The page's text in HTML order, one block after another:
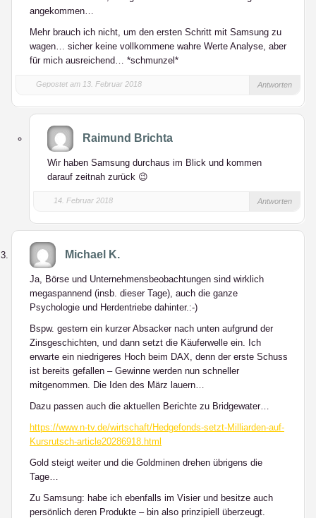
angekommen…
Mehr brauch ich nicht, um den ersten Schritt mit Samsung zu
wagen… sicher keine vollkommene wahre Werte Analyse, aber
für mich ausreichend… *schmunzel*
Gepostet am 13. Februar 2018 Antworten
Raimund Brichta
Wir haben Samsung durchaus im Blick und kommen
darauf zeitnah zurück 😉
14. Februar 2018 Antworten
Michael K.
Ja, Börse und Unternehmensbeobachtungen sind wirklich
megaspannend (insb. dieser Tage), auch die ganze
Psychologie und Herdentriebe dahinter.:-)
Bspw. gestern ein kurzer Absacker nach unten aufgrund der
Zinsgeschichten, und dann setzt die Käuferwelle ein. Ich
erwarte ein niedrigeres Hoch beim DAX, denn der erste Schuss
ist bereits gefallen – Gewinne werden nun schneller
mitgenommen. Die Iden des März lauern…
Dazu passen auch die aktuellen Berichte zu Bridgewater…
https://www.n-tv.de/wirtschaft/Hedgefonds-setzt-Milliarden-auf-
Kursrutsch-article20286918.html
Gold steigt weiter und die Goldminen drehen übrigens die
Tage…
Zu Samsung: habe ich ebenfalls im Visier und besitze auch
persönlich deren Produkte – bin also prinzipiell überzeugt.